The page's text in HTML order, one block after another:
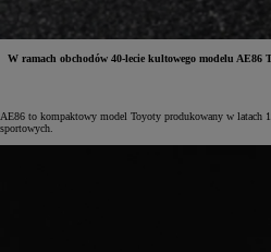
Yaris Cross
HYBRID
W ramach obchodów 40-lecie kultowego modelu AE86
AE86 to kompaktowy model Toyoty produkowany w latach
sportowych.